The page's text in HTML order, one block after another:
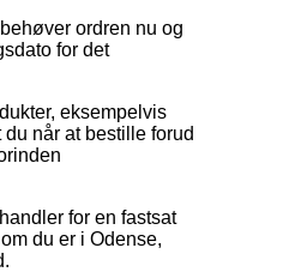
ordren nu og
for det
eksempelvis
når at bestille forud
for en fastsat
du er i Odense,